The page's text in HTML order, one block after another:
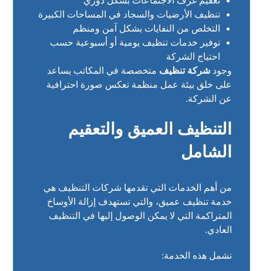
تنظيف الأرضيات والسجاد في المساحات الكبيرة
التخلص من النفايات بشكل آمن ومنظم
توفير خدمات تنظيف يومية أو أسبوعية حسب
احتياج الشركة
وجودشركة تنظيف متخصصة في المكاتب يساعد
على خلق بيئة عمل منظمة تعكس صورة احترافية
عن الشركة.
التنظيف العميق والتعقيم
الشامل
من أهم الخدمات التي تقدمها شركات التنظيف هي
خدمة تنظيف عميق، والتي تستهدف إزالة الأوساخ
المتراكمة التي لا يمكن الوصول إليها في التنظيف
العادي.
تشمل هذه الخدمة: